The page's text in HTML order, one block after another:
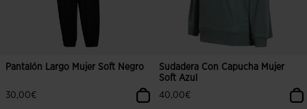
Pantalón Largo Mujer Soft Negro
30,00€
Sudadera Con Capucha Mujer
Soft Azul
40,00€